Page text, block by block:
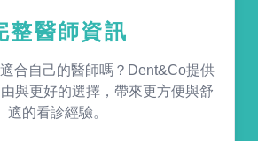
整醫師資訊
合自己的醫師嗎？Dent&Co提供
與更好的選擇，帶來更方便與舒
適的看診經驗。